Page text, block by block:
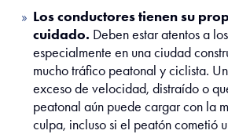
Los conductores tienen su
cuidado. Deben estar atentos a
especialmente en una ciudad
mucho tráfico peatonal y ciclista.
exceso de velocidad, distraído o
peatonal aún puede cargar con la
culpa, incluso si el peatón cometió